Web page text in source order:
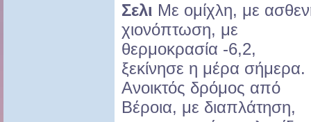
Σελι Με ομίχλη, με
χιονόπτωση, με
θερμοκρασία -6,2,
ξεκίνησε η μέρα σήμερα.
Ανοικτός δρόμος από
Βέροια, με διαπλάτηση,